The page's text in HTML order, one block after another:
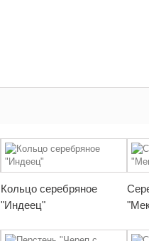
Кольцо серебряное
"Индеец"